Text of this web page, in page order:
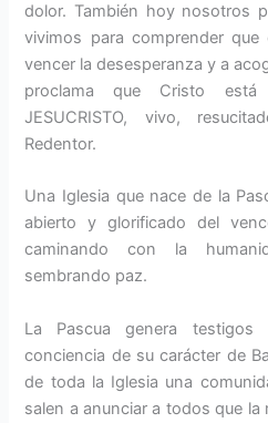
dolor. También hoy nosotros
vivimos para comprender
vencer la desesperanza y a
proclama que Cristo está
JESUCRISTO, vivo,
Redentor.
Una Iglesia que nace de la
abierto y glorificado del
caminando con la
sembrando paz.
La Pascua genera testigos
conciencia de su carácter de
de toda la Iglesia una
salen a anunciar a todos que la